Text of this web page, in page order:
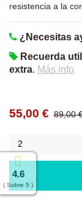
4.6
( Sobre 5 )
resistencia a la
¿Necesitas
Recuerda
extra. Más info
55,00 € 89,00